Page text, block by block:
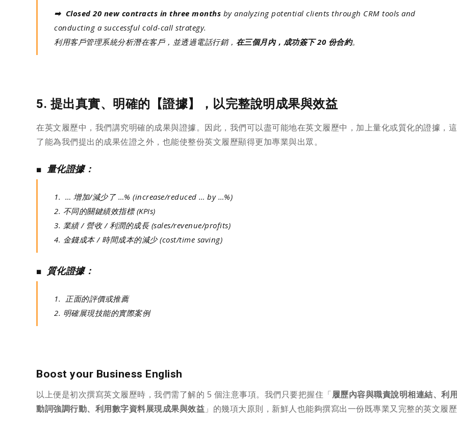
➡ Closed 20 new contracts in three months by analyzing potential clients through CRM tools and
conducting a successful cold-call strategy.
利用客戶管理系統分析潛在客戶，並透過電話行銷， 在三個月內，成功簽下 20 份合約。
5. 提出真實、明確的【證據】，以完整說明成果與效益
在英文履歷中，我們講究明確的成果與證據。因此，我們可以盡可能地在英文履歷中，加上量化或質化的證據，
了能為我們提出的成果佐證之外，也能使整份英文履歷顯得更加專業與出眾。
■ 量化證據：
1. … 增加/減少了 …% (increase/reduced … by …%)
2. 不同的關鍵績效指標 (KPIs)
3. 業績 / 營收 / 利潤的成長 (sales/revenue/profits)
4. 金錢成本 / 時間成本的減少 (cost/time saving)
■ 質化證據：
1. 正面的評價或推薦
2. 明確展現技能的實際案例
Boost your Business English
以上便是初次撰寫英文履歷時，我們需了解的 5 個注意事項。我們只要把握住「履歷內容與職責說明相連結、利
動詞強調行動、利用數字資料展現成果與效益 」的幾項大原則，新鮮人也能夠撰寫出一份既專業又完整的英文履